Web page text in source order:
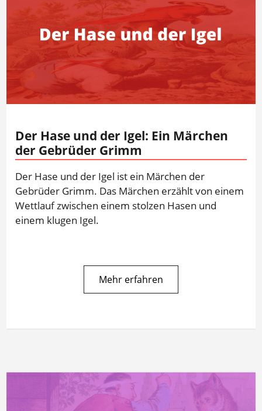
Der Hase und der Igel: Ein Märchen
der Gebrüder Grimm
Der Hase und der Igel ist ein Märchen der
Gebrüder Grimm. Das Märchen erzählt von einem
Wettlauf zwischen einem stolzen Hasen und
einem klugen Igel.
Mehr erfahren